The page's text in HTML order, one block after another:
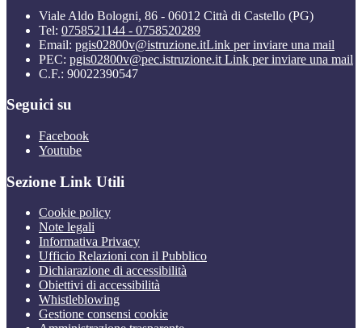
Viale Aldo Bologni, 86 - 06012 Città di Castello (PG)
Tel: 0758521144 - 0758520289
Email: pgis02800v@istruzione.itLink per inviare una mail
PEC: pgis02800v@pec.istruzione.it Link per inviare una mail
C.F.: 90022390547
Seguici su
Facebook
Youtube
Sezione Link Utili
Cookie policy
Note legali
Informativa Privacy
Ufficio Relazioni con il Pubblico
Dichiarazione di accessibilità
Obiettivi di accessibilità
Whistleblowing
Gestione consensi cookie